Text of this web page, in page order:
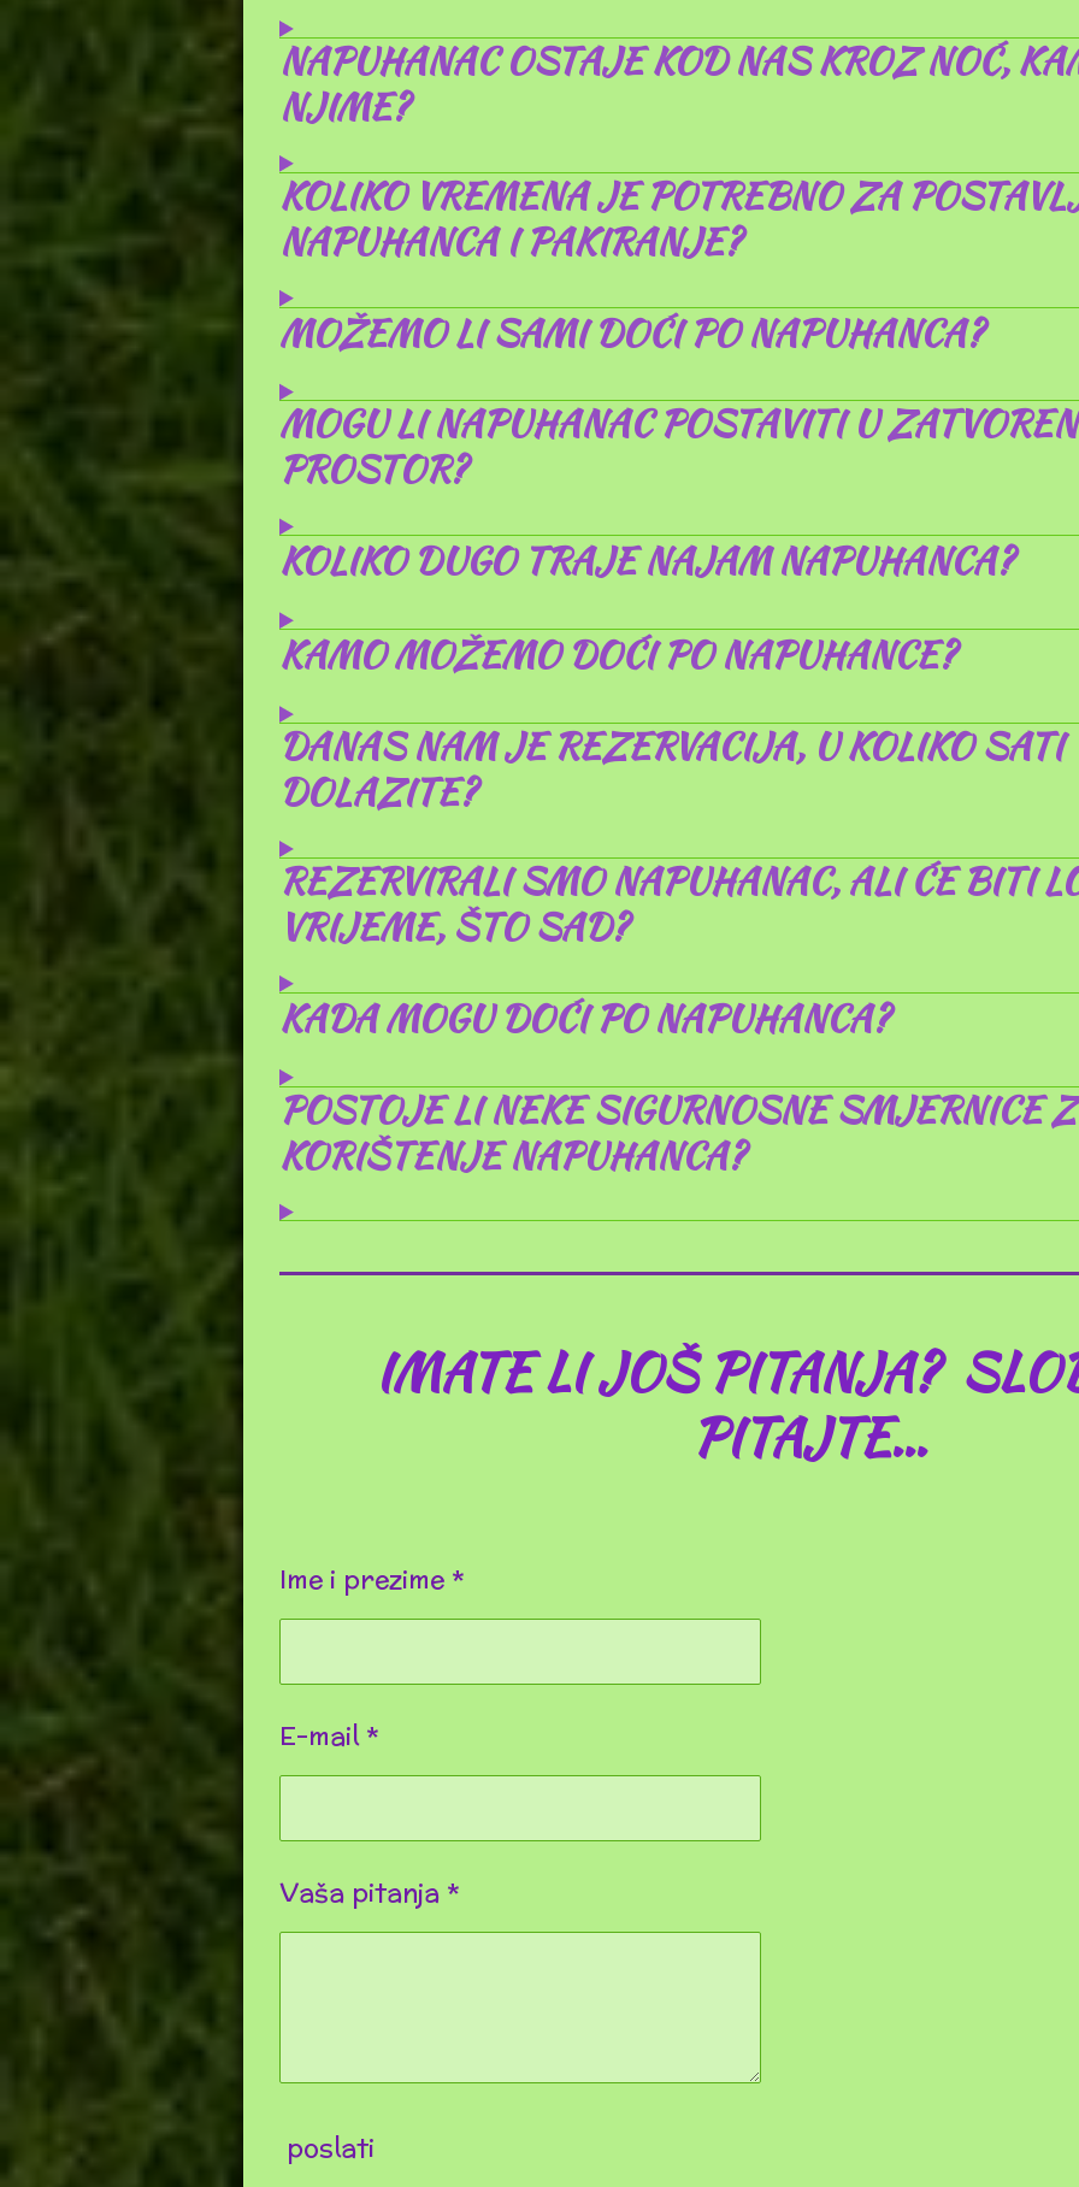
NAPUHANAC OSTAJE KOD NAS KROZ NOĆ,
NJIME?
KOLIKO VREMENA JE POTREBNO ZA
NAPUHANCA I PAKIRANJE?
MOŽEMO LI SAMI DOĆI PO NAPUHANCA?
MOGU LI NAPUHANAC POSTAVITI U
PROSTOR?
KOLIKO DUGO TRAJE NAJAM NAPUHANCA?
KAMO MOŽEMO DOĆI PO NAPUHANCE?
DANAS NAM JE REZERVACIJA, U KOLIKO SATI
DOLAZITE?
REZERVIRALI SMO NAPUHANAC, ALI ĆE BITI
VRIJEME, ŠTO SAD?
KADA MOGU DOĆI PO NAPUHANCA?
POSTOJE LI NEKE SIGURNOSNE SMJERNICE
KORIŠTENJE NAPUHANCA?
IMATE LI JOŠ PITANJA?
PITAJTE...
Ime i prezime *
E-mail *
Vaša pitanja *
poslati